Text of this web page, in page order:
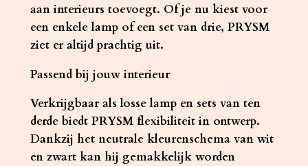
aan interieurs toevoegt. Of je nu kiest voor
een enkele lamp of een set van drie, PRYSM
ziet er altijd prachtig uit.
Passend bij jouw interieur
Verkrijgbaar als losse lamp en sets van ten
derde biedt PRYSM flexibiliteit in ontwerp.
Dankzij het neutrale kleurenschema van wit
en zwart kan hij gemakkelijk worden